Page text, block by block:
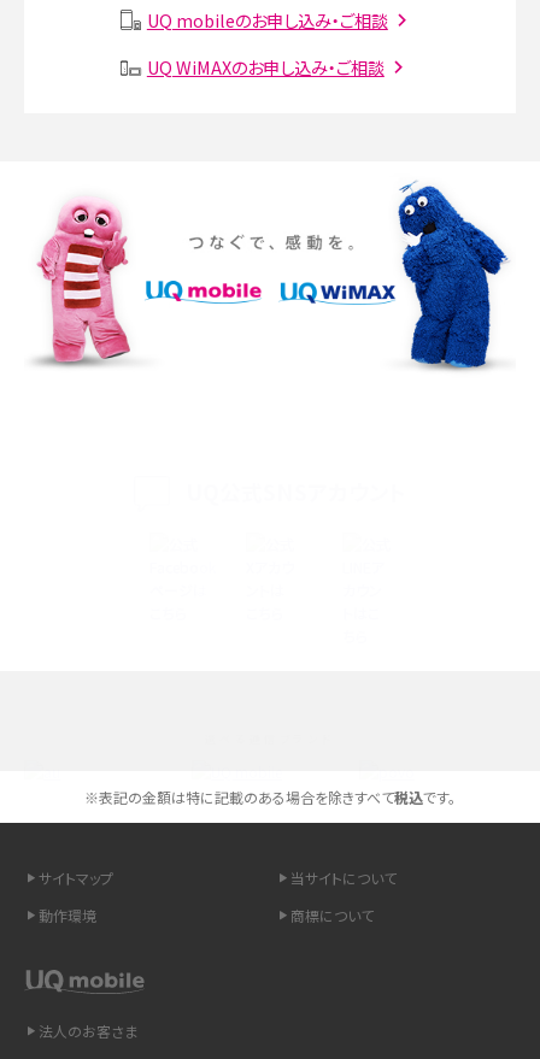
SMSとは？料金やできること、注意点や届かない時の対処法を解説
iPhone 16eとiPhone SE（第3世代）の違いは？サイズやスペックを比較して解説
iPhone 16eとiPhone 14を徹底比較！スペック・機能の違いをわかりやすく紹介
iPhone 16シリーズのモデルを比較！価格・サイズ・カメラ性能の違いを徹底解説
iPhone 16とiPhone 15の違いは？カメラ・スペック・機能を徹底比較
LINEの通知がこない時の原因と対処法9選！設定の確認手順も解説
非通知設定とは？184で電話をかける方法やiPhone・Androidの設定を解説
iCloudの使用容量を減らす9つの方法！使用状況の確認手順も紹介
UQ mobileのお申し込み・ご相談
UQ WiMAXのお申し込み・ご相談
※表記の金額は特に記載のある場合を除きすべて税込です。
サイトマップ
当サイトについて
動作環境
商標について
法人のお客さま